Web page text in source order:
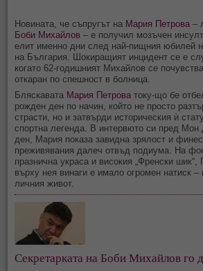
Новината, че съпругът на Мария Петрова –
Боби Михайлов – е получил мозъчен
елит именно дни след най-пищния юбилей
на България. Шокиращият инцидент се е
когато 62-годишният Михайлов се
откаран по спешност в болница.
Бляскавата Мария Петрова току-що бе
рожден ден по начин, който не просто
страсти, но и затвърди историческия ѝ
спортна легенда. В интервюто си пред
ден, Мария показа завидна зрялост и
преживявания далеч отвъд подиума. На
празнична украса и високия „Френски шик“,
върху нея винаги е имало огромен натиск –
личния живот.
Секретарката на Боби Михайлов го